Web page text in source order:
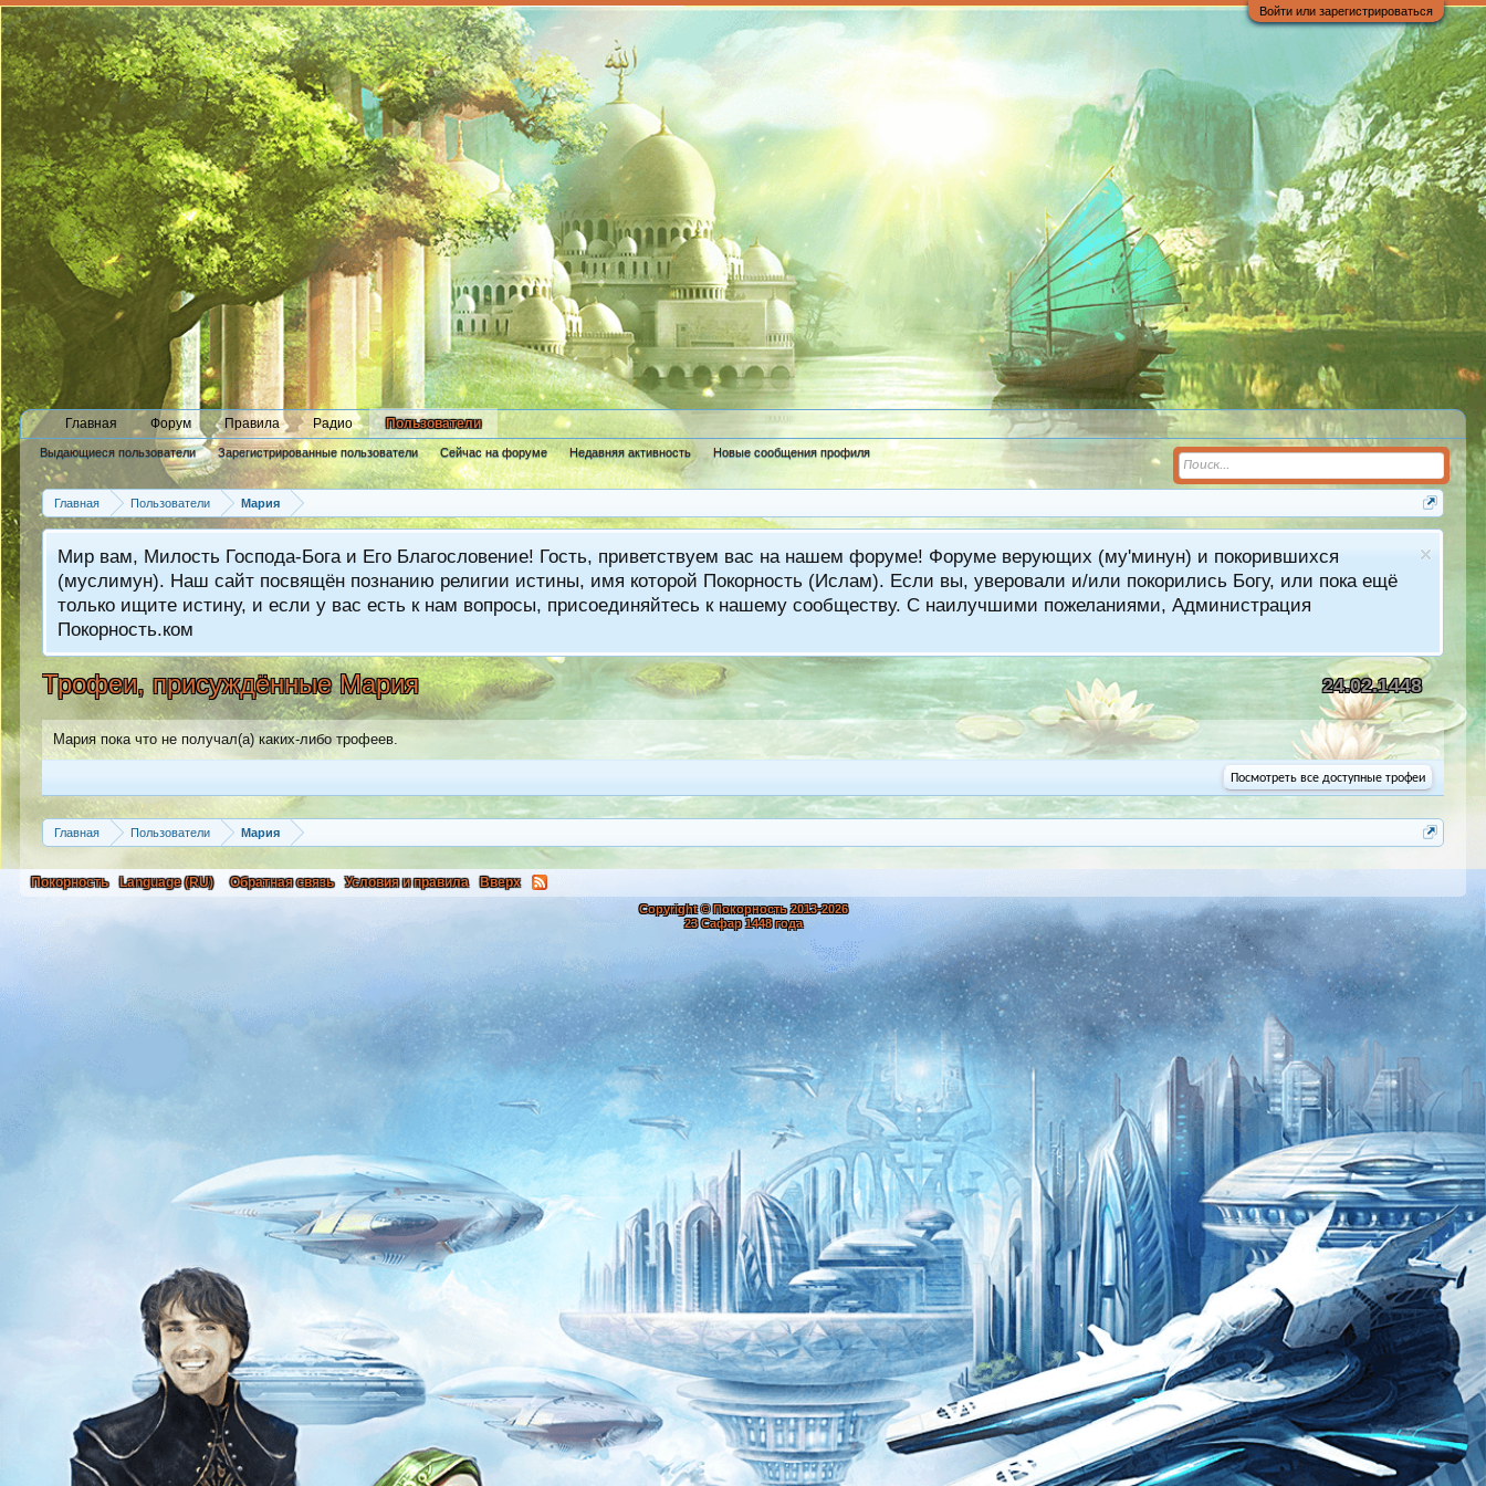
Войти или зарегистрироваться
Главная Форум Правила Радио Пользователи
Выдающиеся пользователи Зарегистрированные пользователи Сейчас на форуме Недавняя активность Новые сообщения профиля
Главная Пользователи Мария
Мир вам, Милость Господа-Бога и Его Благословение! Гость, приветствуем вас на нашем форуме! Форуме верующих (му'минун) и покорившихся
(муслимун). Наш сайт посвящён познанию религии истины, имя которой Покорность (Ислам). Если вы, уверовали и/или покорились Богу, или пока ещё
только ищите истину, и если у вас есть к нам вопросы, присоединяйтесь к нашему сообществу. С наилучшими пожеланиями, Администрация
Покорность.ком
24.02.1448
Трофеи, присуждённые Мария
Мария пока что не получал(а) каких-либо трофеев.
Посмотреть все доступные трофеи
Главная Пользователи Мария
Покорность Language (RU) Обратная связь Условия и правила Вверх
Copyright © Покорность 2013-2026
23 Сафар 1448 года